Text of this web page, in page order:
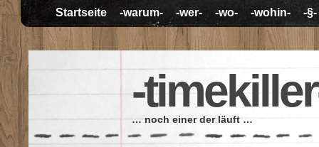
Startseite -warum- -wer- -wo- -wohin- -§-
-
… noch einer der läuft …